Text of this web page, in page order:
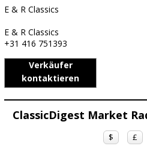
E & R Classics
E & R Classics
+31 416 751393
Verkäufer
kontaktieren
ClassicDigest Market
$ £